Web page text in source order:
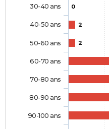
0
2
2
30-40 ans
40-50 ans
50-60 ans
60-70 ans
70-80 ans
80-90 ans
90-100 ans